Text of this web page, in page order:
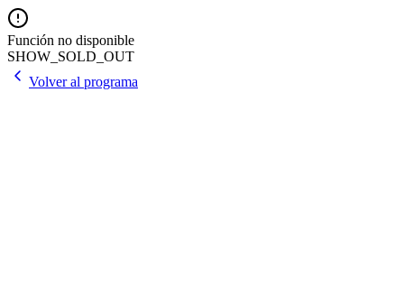
Función no disponible
SHOW_SOLD_OUT
Volver al programa